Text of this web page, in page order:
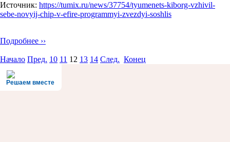
Источник: https://tumix.ru/news/37754/tyumenets-kiborg-vzhivil-
sebe-novyij-chip-v-efire-programmyi-zvezdyi-soshlis
Подробнее ››
Начало Пред. 10 11 12 13 14 След. Конец
Решаем вместе